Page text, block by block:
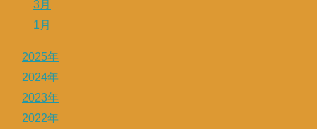
3月
1月
2025年
2024年
2023年
2022年